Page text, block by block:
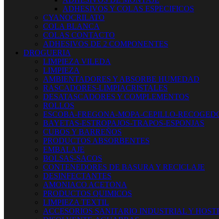
ADHESIVOS Y COLAS ESPECIFICOS
CYANOCRILATO
COLA BLANCA
COLAS CONTACTO
ADHESIVOS DE 2 COMPONENTES
DROGUERIA
LIMPIEZA VILEDA
LIMPIEZA
AMBIENTADORES Y ABSORBE HUMEDAD
RASCADORES-LIMPIACRISTALES
DESATASCADORES Y COMPLEMENTOS
ROLLOS
ESCOBA-FREGONA-MOPA-CEPILLO-
BAYETAS-ESTROPAJOS-TRAPOS-ESPONJAS
CUBOS Y BARREÑOS
PRODUCTOS ABSORBENTES
EMBALAJE
BOLSAS-SACOS
CONTENEDORES DE BASURA Y RECICLAJE
DESINFECTANTES
AMONIACO ACETONA
PRODUCTOS QUIMICOS
LIMPIEZA TEXTIL
ACCESORIOS SANITARIO INDUSTRIAL Y